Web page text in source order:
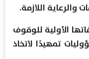
اللازمة.
الأولية للوقوف
تمهيدًا لاتخاذ